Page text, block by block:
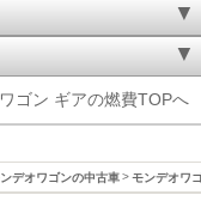
ゴン ギアの燃費TOPへ
デオワゴンの中古車 モンデオワ